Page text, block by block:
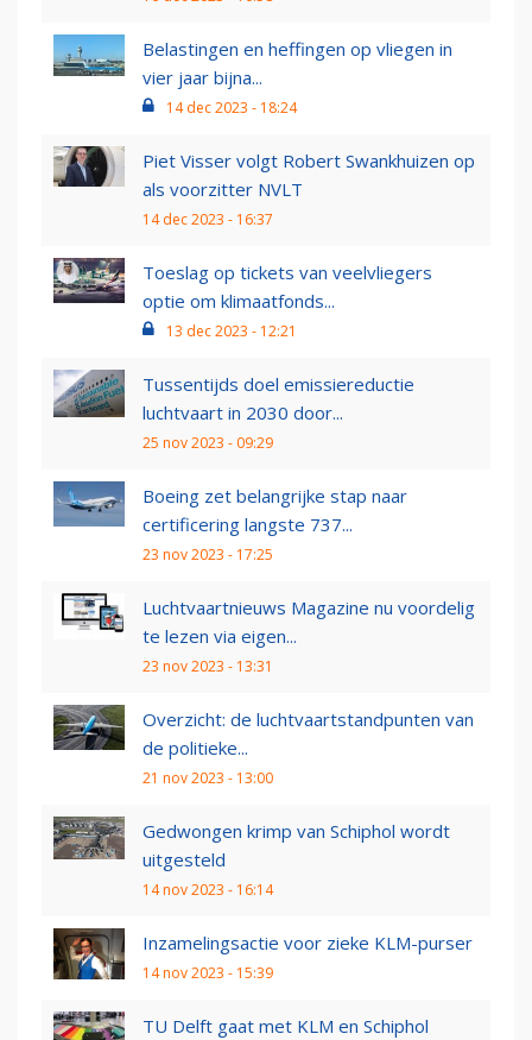
Belastingen en heffingen op vliegen in
vier jaar bijna...
14 dec 2023 - 18:24
Piet Visser volgt Robert Swankhuizen op
als voorzitter NVLT
14 dec 2023 - 16:37
Toeslag op tickets van veelvliegers
optie om klimaatfonds...
13 dec 2023 - 12:21
Tussentijds doel emissiereductie
luchtvaart in 2030 door...
25 nov 2023 - 09:29
Boeing zet belangrijke stap naar
certificering langste 737...
23 nov 2023 - 17:25
Luchtvaartnieuws Magazine nu voordelig
te lezen via eigen...
23 nov 2023 - 13:31
Overzicht: de luchtvaartstandpunten van
de politieke...
21 nov 2023 - 13:00
Gedwongen krimp van Schiphol wordt
uitgesteld
14 nov 2023 - 16:14
Inzamelingsactie voor zieke KLM-purser
14 nov 2023 - 15:39
TU Delft gaat met KLM en Schiphol